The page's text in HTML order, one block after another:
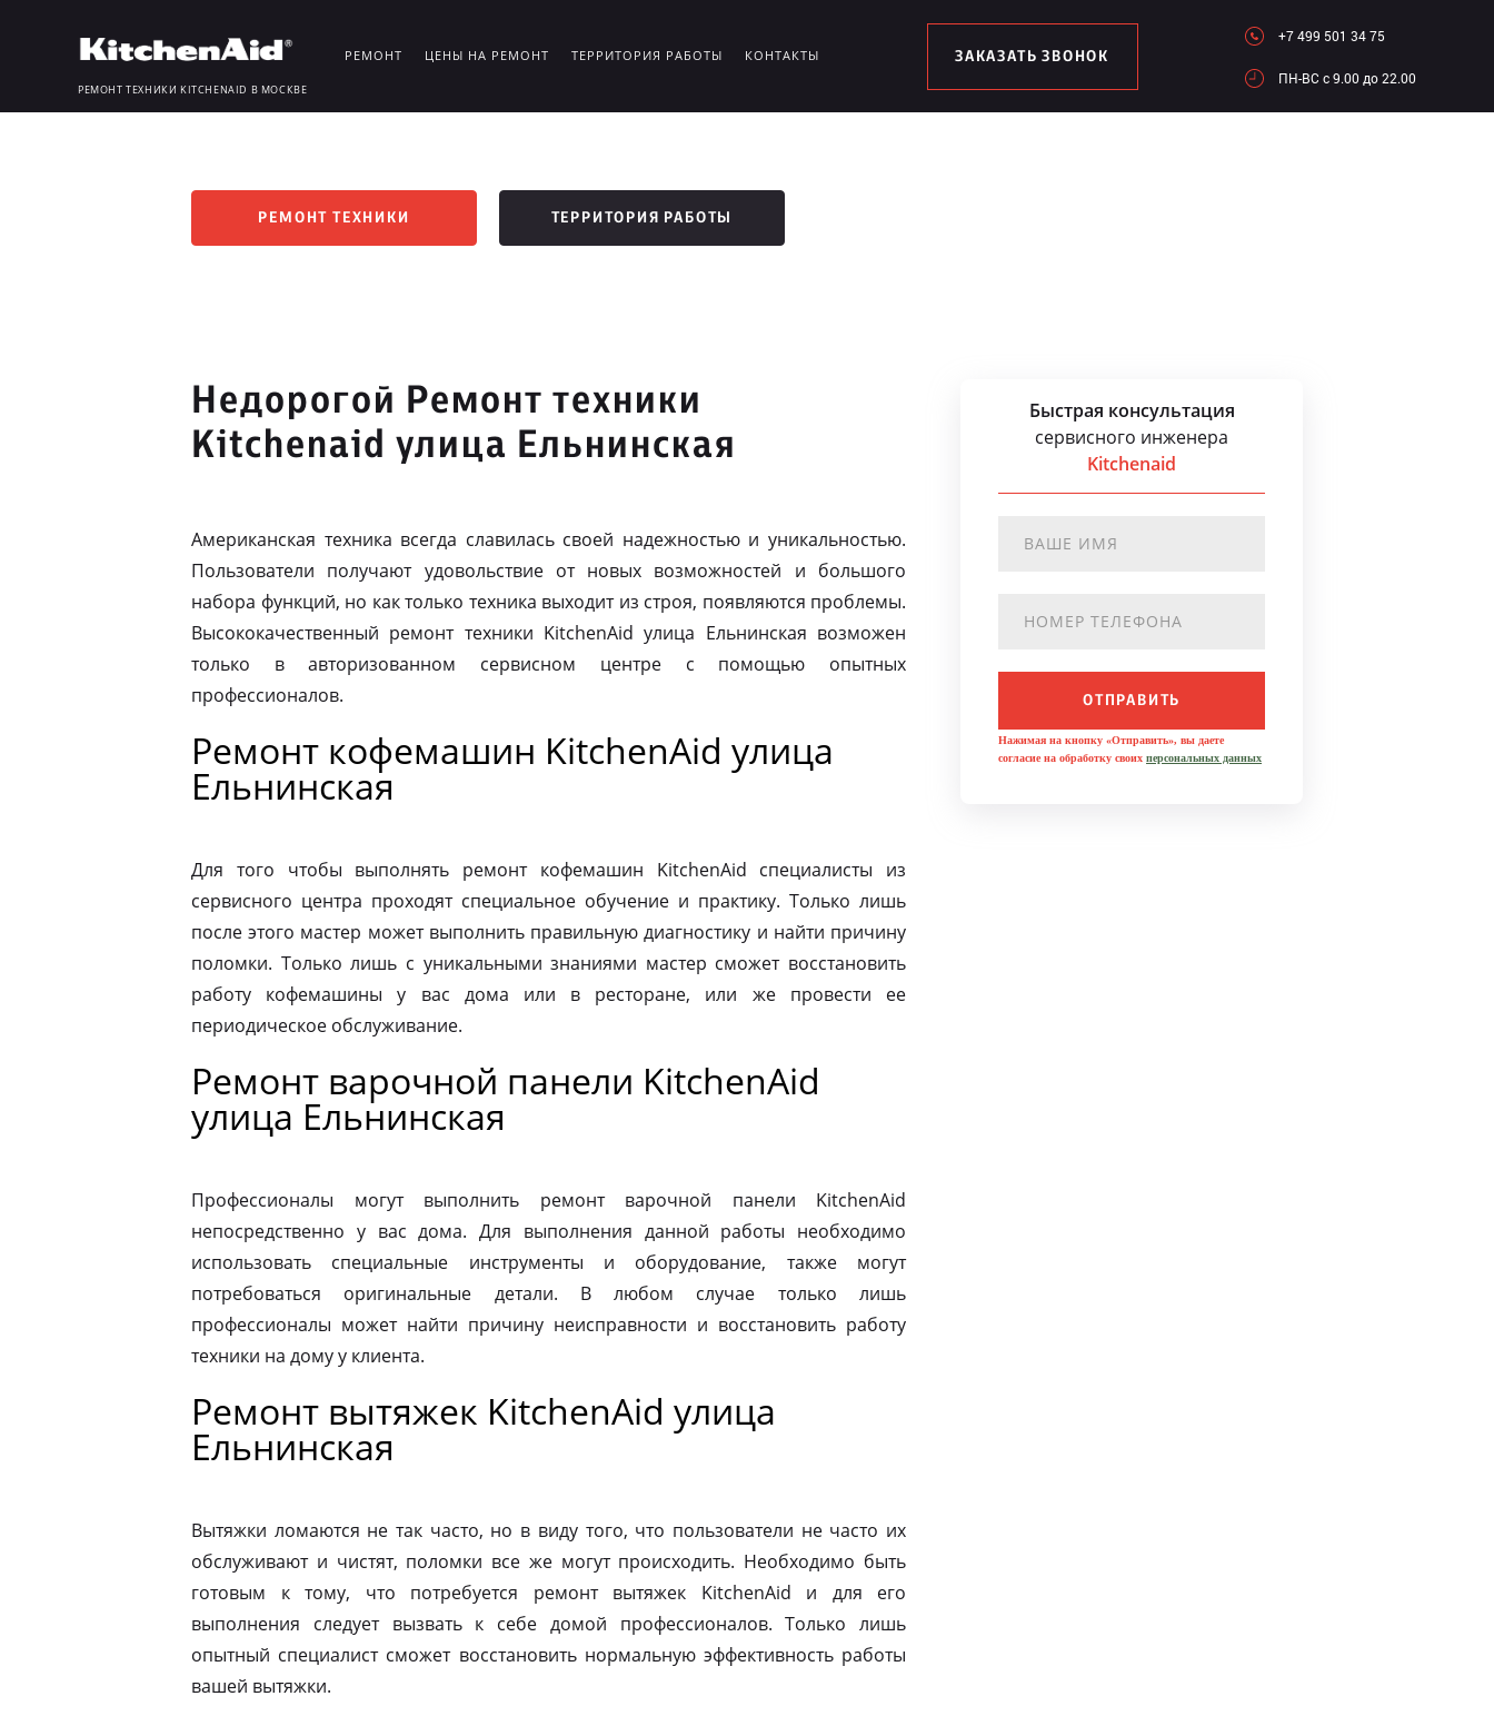
РЕМОНТ ТЕХНИКИ KITCHENAID В МОСКВЕ
РЕМОНТ ЦЕНЫ НА РЕМОНТ ТЕРРИТОРИЯ РАБОТЫ КОНТАКТЫ ЗАКАЗАТЬ ЗВОНОК
+7 499 501 34 75
ПН-ВC c 9.00 до 22.00
РЕМОНТ ТЕХНИКИ ТЕРРИТОРИЯ РАБОТЫ
Недорогой Ремонт техники
Kitchenaid улица Ельнинская
Американская техника всегда славилась своей надежностью и уникальностью.
Пользователи получают удовольствие от новых возможностей и большого
набора функций, но как только техника выходит из строя, появляются проблемы.
Высококачественный ремонт техники KitchenAid улица Ельнинская возможен
только в авторизованном сервисном центре с помощью опытных
профессионалов.
Ремонт кофемашин KitchenAid улица
Ельнинская
Для того чтобы выполнять ремонт кофемашин KitchenAid специалисты из
сервисного центра проходят специальное обучение и практику. Только лишь
после этого мастер может выполнить правильную диагностику и найти причину
поломки. Только лишь с уникальными знаниями мастер сможет восстановить
работу кофемашины у вас дома или в ресторане, или же провести ее
периодическое обслуживание.
Ремонт варочной панели KitchenAid
улица Ельнинская
Профессионалы могут выполнить ремонт варочной панели KitchenAid
непосредственно у вас дома. Для выполнения данной работы необходимо
использовать специальные инструменты и оборудование, также могут
потребоваться оригинальные детали. В любом случае только лишь
профессионалы может найти причину неисправности и восстановить работу
техники на дому у клиента.
Ремонт вытяжек KitchenAid улица
Ельнинская
Вытяжки ломаются не так часто, но в виду того, что пользователи не часто их
обслуживают и чистят, поломки все же могут происходить. Необходимо быть
готовым к тому, что потребуется ремонт вытяжек KitchenAid и для его
выполнения следует вызвать к себе домой профессионалов. Только лишь
опытный специалист сможет восстановить нормальную эффективность работы
вашей вытяжки.
Быстрая консультация
сервисного инженера
Kitchenaid
ОТПРАВИТЬ
Нажимая на кнопку «Отправить», вы даете
согласие на обработку своих персональных данных